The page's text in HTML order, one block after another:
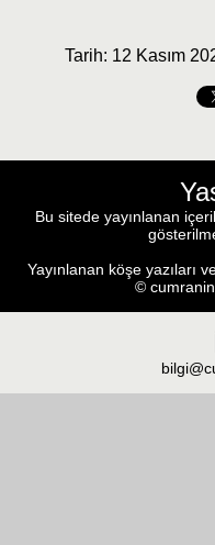
Tarih: 12 Kasım
Bu sitede yayınlanan
Yayınlanan köşe yazıları
©